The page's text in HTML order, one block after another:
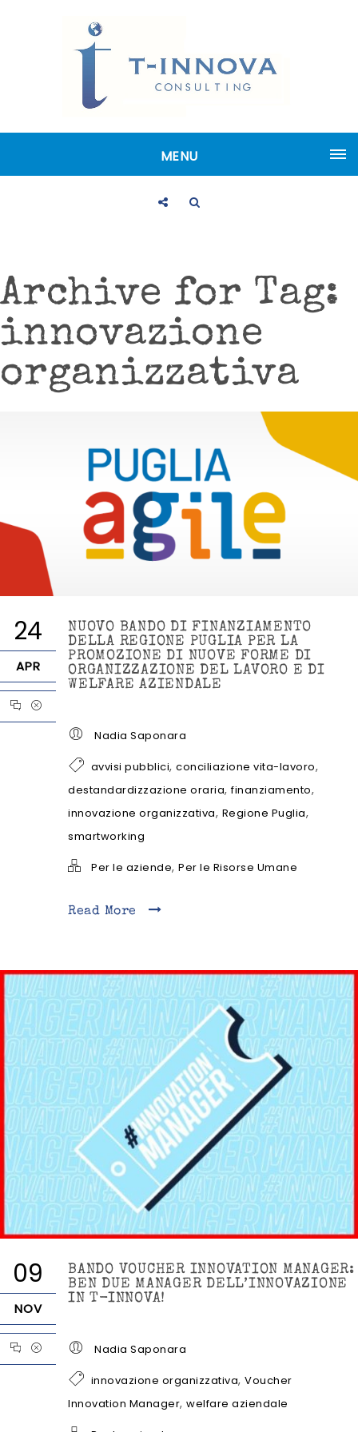
MENU
Archive for Tag:
innovazione
organizzativa
24
APR
NUOVO BANDO DI FINANZIAMENTO
DELLA REGIONE PUGLIA PER LA
PROMOZIONE DI NUOVE FORME DI
ORGANIZZAZIONE DEL LAVORO E DI
WELFARE AZIENDALE
Nadia Saponara
avvisi pubblici, conciliazione vita-lavoro,
destandardizzazione oraria,finanziamento,
innovazione organizzativa, Regione Puglia,
smartworking
Per le aziende, Per le Risorse Umane
Read More
09
NOV
BANDO VOUCHER INNOVATION MANAGER:
BEN DUE MANAGER DELL’INNOVAZIONE
IN T-INNOVA!
Nadia Saponara
innovazione organizzativa, Voucher
Innovation Manager, welfare aziendale